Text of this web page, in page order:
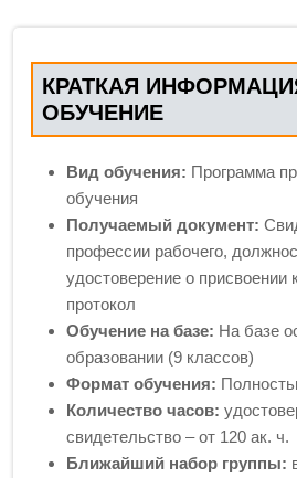
КРАТКАЯ
ОБУЧЕНИЕ
Вид обучения: Программа
обучения
Получаемый документ:
профессии рабочего,
удостоверение о присвоении
протокол
Обучение на базе: На базе
образовании (9 классов)
Формат обучения:
Количество часов:
свидетельство – от 120 ак. ч.
Ближайший набор группы: